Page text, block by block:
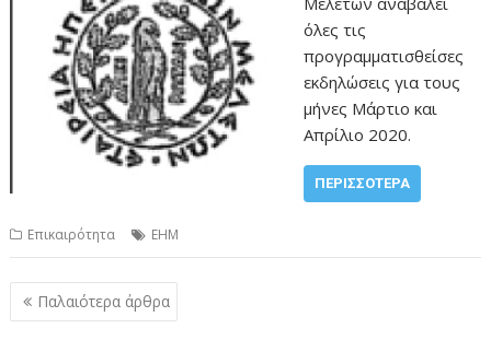
όλες τις
προγραμματισθείσες
εκδηλώσεις για τους
μήνες Μάρτιο και
Απρίλιο 2020.
ΠΕΡΙΣΣΌΤΕΡΑ
Επικαιρότητα ΕΗΜ
Πλοήγηση
άρθρων
Παλαιότερα άρθρα